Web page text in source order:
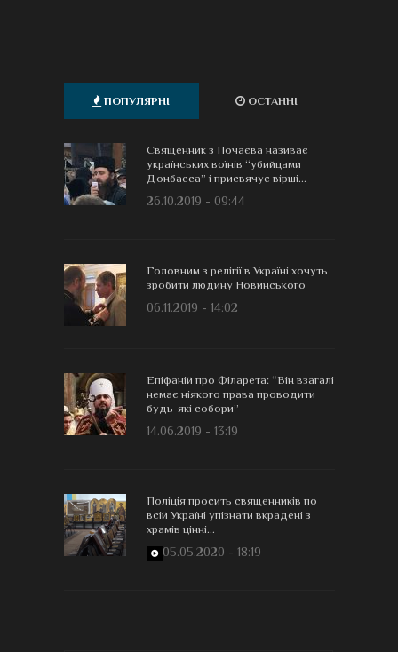
ПОПУЛЯРНІ ОСТАННІ
Священник з Почаєва називає
українських воїнів “убийцами
Донбасса” і присвячує вірші...
26.10.2019 - 09:44
Головним з релігії в Україні хочуть
зробити людину Новинського
06.11.2019 - 14:02
Епіфаній про Філарета: “Він взагалі
немає ніякого права проводити
будь-які собори”
14.06.2019 - 13:19
Поліція просить священників по
всій Україні упізнати вкрадені з
храмів цінні...
05.05.2020 - 18:19